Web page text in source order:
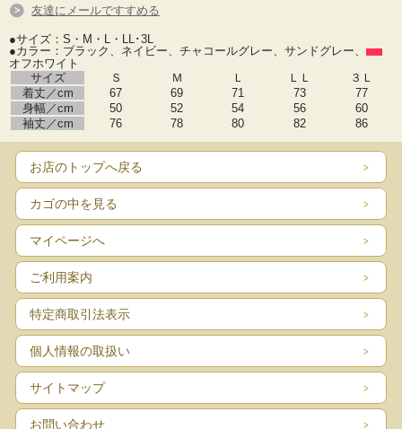
友達にメールですすめる
●サイズ：S・M・L・LL･3L
●カラー：ブラック、ネイビー、チャコールグレー、サンドグレー、
オフホワイト
サイズ
Ｓ Ｍ Ｌ ＬＬ
３Ｌ
着丈／cm
67 69 71 73
77
身幅／cm
50 52 54 56
60
袖丈／cm
76 78 80 82 86
お店のトップへ戻る
カゴの中を見る
マイページへ
ご利用案内
特定商取引法表示
個人情報の取扱い
サイトマップ
お問い合わせ